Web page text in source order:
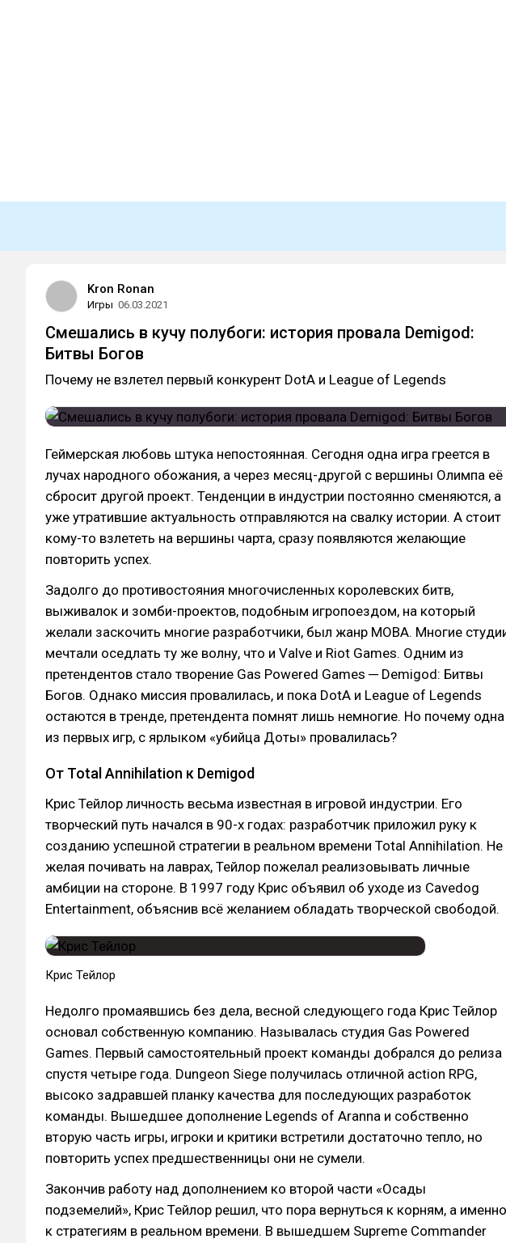
Kron Ronan
Игры 06.03.2021
Смешались в кучу полубоги: история провала Demigod:
Битвы Богов
Почему не взлетел первый конкурент DotA и League of Legends
Геймерская любовь штука непостоянная. Сегодня одна игра греется в
лучах народного обожания, а через месяц-другой с вершины Олимпа её
сбросит другой проект. Тенденции в индустрии постоянно сменяются, а
уже утратившие актуальность отправляются на свалку истории. А стоит
кому-то взлететь на вершины чарта, сразу появляются желающие
повторить успех.
Задолго до противостояния многочисленных королевских битв,
выживалок и зомби-проектов, подобным игропоездом, на который
желали заскочить многие разработчики, был жанр MOBA. Многие
мечтали оседлать ту же волну, что и Valve и Riot Games. Одним из
претендентов стало творение Gas Powered Games ─ Demigod: Битвы
Богов. Однако миссия провалилась, и пока DotA и League of Legends
остаются в тренде, претендента помнят лишь немногие. Но почему одна
из первых игр, с ярлыком «убийца Доты» провалилась?
От Total Annihilation к Demigod
Крис Тейлор личность весьма известная в игровой индустрии. Его
творческий путь начался в 90-х годах: разработчик приложил руку к
созданию успешной стратегии в реальном времени Total Annihilation. Не
желая почивать на лаврах, Тейлор пожелал реализовывать личные
амбиции на стороне. В 1997 году Крис объявил об уходе из Cavedog
Entertainment, объяснив всё желанием обладать творческой свободой.
Крис Тейлор
Недолго промаявшись без дела, весной следующего года Крис Тейлор
основал собственную компанию. Называлась студия Gas Powered
Games. Первый самостоятельный проект команды добрался до релиза
спустя четыре года. Dungeon Siege получилась отличной action RPG,
высоко задравшей планку качества для последующих разработок
команды. Вышедшее дополнение Legends of Aranna и собственно
вторую часть игры, игроки и критики встретили достаточно тепло, но
повторить успех предшественницы они не сумели.
Закончив работу над дополнением ко второй части «Осады
подземелий», Крис Тейлор решил, что пора вернуться к корням, а именно
к стратегиям в реальном времени. В вышедшем Supreme Commander